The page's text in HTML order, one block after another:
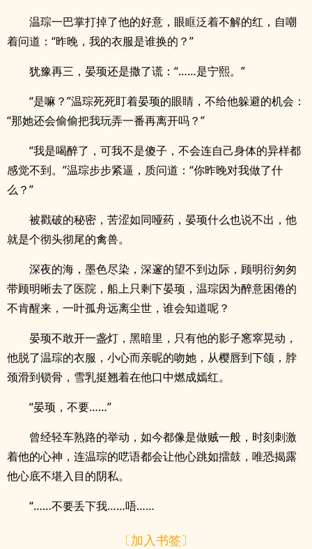
温琮一巴掌打掉了他的好意，眼眶泛着不解的红，自嘲
着问道：“昨晚，我的衣服是谁换的？”
犹豫再三，晏顼还是撒了谎：“……是宁熙。”
“是嘛？”温琮死死盯着晏顼的眼睛，不给他躲避的机会：
“那她还会偷偷把我玩弄一番再离开吗？”
“我是喝醉了，可我不是傻子，不会连自己身体的异样都
感觉不到。”温琮步步紧逼，质问道：“你昨晚对我做了什
么？”
被戳破的秘密，苦涩如同哑药，晏顼什么也说不出，他
就是个彻头彻尾的禽兽。
深夜的海，墨色尽染，深邃的望不到边际，顾明衍匆匆
带顾明晰去了医院，船上只剩下晏顼，温琮因为醉意困倦的
不肯醒来，一叶孤舟远离尘世，谁会知道呢？
晏顼不敢开一盏灯，黑暗里，只有他的影子窸窣晃动，
他脱了温琮的衣服，小心而亲昵的吻她，从樱唇到下颌，脖
颈滑到锁骨，雪乳挺翘着在他口中燃成嫣红。
“晏顼，不要……”
曾经轻车熟路的举动，如今都像是做贼一般，时刻刺激
着他的心神，连温琮的呓语都会让他心跳如擂鼓，唯恐揭露
他心底不堪入目的阴私。
“……不要丢下我……唔……
〔加入书签〕